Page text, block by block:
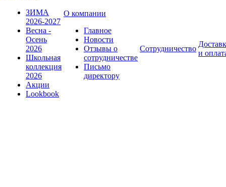
ЗИМА
2026-2027
Весна -
Осень
2026
Школьная
коллекция
2026
Акции
Lookbook
О компании
Главное
Новости
Отзывы о
сотрудничестве
Письмо
директору
Сотрудничество
и